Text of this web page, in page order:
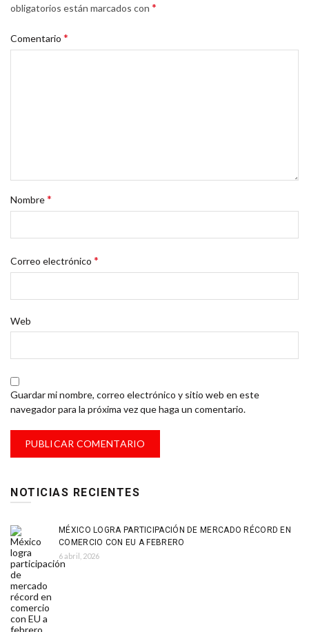
obligatorios están marcados con *
Comentario *
Nombre*
Correo electrónico *
Web
Guardar mi nombre, correo electrónico y sitio web en este
navegador para la próxima vez que haga un comentario.
NOTICIAS RECIENTES
MÉXICO LOGRA PARTICIPACIÓN DE MERCADO RÉCORD EN
COMERCIO CON EU A FEBRERO
6 abril, 2026